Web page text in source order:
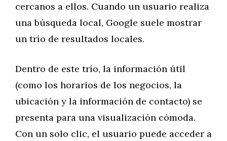
cercanos a ellos. Cuando un usuario realiza
una búsqueda local, Google suele mostrar
un trío de resultados locales.
Dentro de este trío, la información útil
(como los horarios de los negocios, la
ubicación y la información de contacto) se
presenta para una visualización cómoda.
Con un solo clic, el usuario puede acceder a